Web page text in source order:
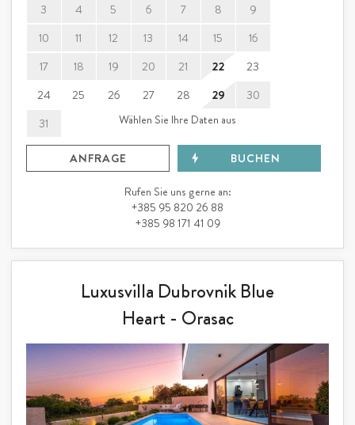
3
4 5 6 7 8
9
10
11 12 13 14 15
16
17
18 19 20 21 22
23
24
25 26 27 28 29
30
31
Wählen Sie Ihre Daten aus
ANFRAGE BUCHEN
Rufen Sie uns gerne an:
+385 95 820 26 88
+385 98 171 41 09
Luxusvilla Dubrovnik Blue
Heart - Orasac